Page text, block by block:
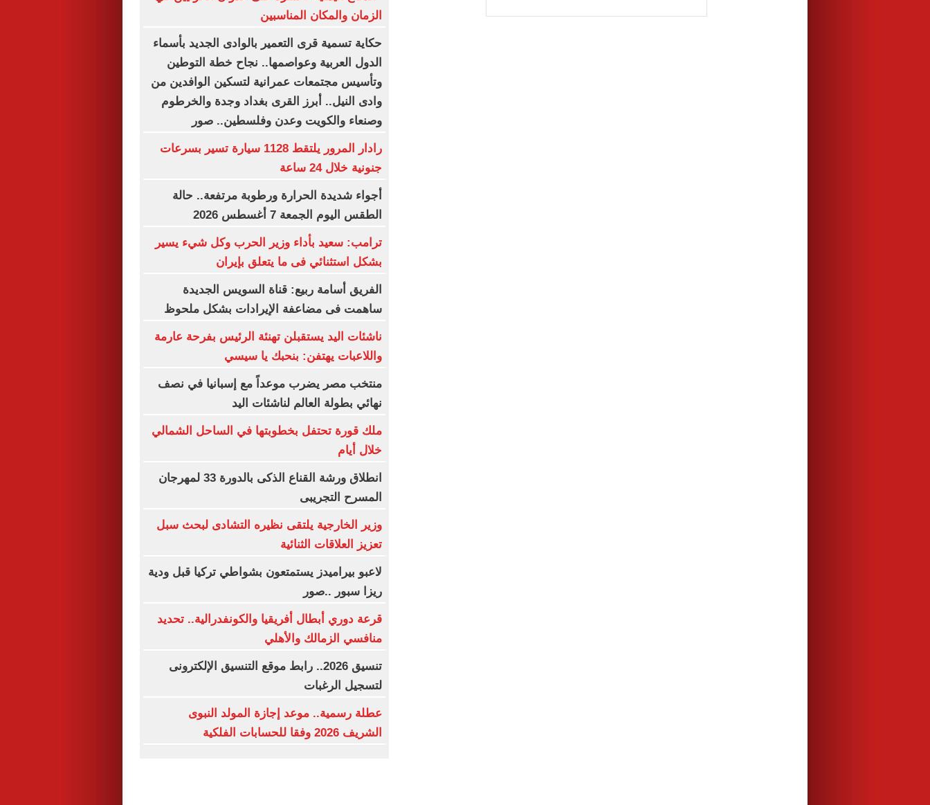
الزمان والمكان المناسبين
حكاية تسمية قرى التعمير بالوادى الجديد بأسماء
الدول العربية وعواصمها.. نجاح خطة التوطين
وتأسيس مجتمعات عمرانية لتسكين الوافدين من
وادى النيل.. أبرز القرى بغداد وجدة والخرطوم
وصنعاء والكويت وعدن وفلسطين.. صور
رادار المرور يلتقط 1128 سيارة تسير بسرعات
جنونية خلال 24 ساعة
أجواء شديدة الحرارة ورطوبة مرتفعة.. حالة
الطقس اليوم الجمعة 7 أغسطس 2026
ترامب: سعيد بأداء وزير الحرب وكل شيء يسير
بشكل استثنائي فى ما يتعلق بإيران
الفريق أسامة ربيع: قناة السويس الجديدة
ساهمت فى مضاعفة الإيرادات بشكل ملحوظ
ناشئات اليد يستقبلن تهنئة الرئيس بفرحة عارمة
واللاعبات يهتفن: بنحبك يا سيسي
منتخب مصر يضرب موعداً مع إسبانيا في نصف
نهائي بطولة العالم لناشئات اليد
ملك قورة تحتفل بخطوبتها في الساحل الشمالي
خلال أيام
انطلاق ورشة القناع الذكى بالدورة 33 لمهرجان
المسرح التجريبى
وزير الخارجية يلتقى نظيره التشادى لبحث سبل
تعزيز العلاقات الثنائية
لاعبو بيراميدز يستمتعون بشواطي تركيا قبل ودية
ريزا سبور ..صور
قرعة دوري أبطال أفريقيا والكونفدرالية.. تحديد
منافسي الزمالك والأهلي
تنسيق 2026.. رابط موقع التنسيق الإلكترونى
لتسجيل الرغبات
عطلة رسمية.. موعد إجازة المولد النبوى
الشريف 2026 وفقا للحسابات الفلكية